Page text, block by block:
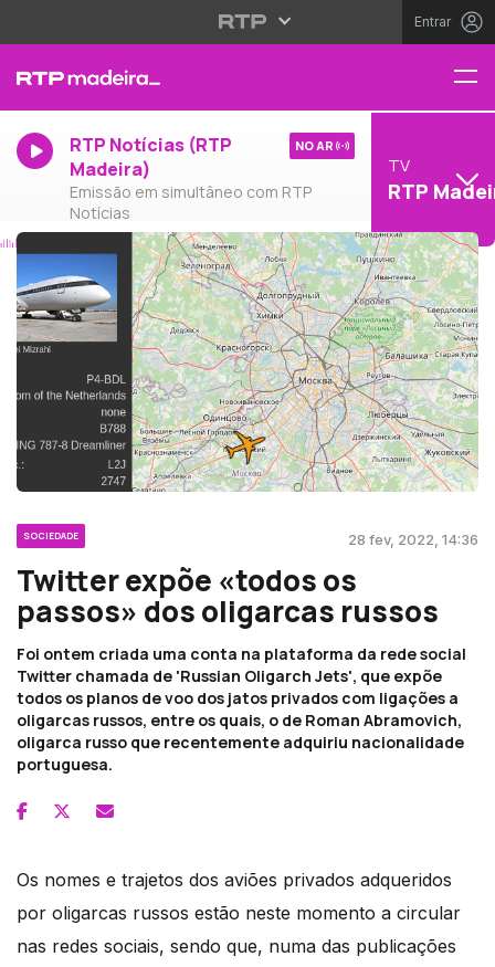
Entrar
RTP Notícias (RTP
Madeira)
Emissão em simultâneo com RTP
Notícias
NO AR
TV
RTP
SOCIEDADE 28 fev, 2022, 14:36
Twitter expõe «todos os
passos» dos oligarcas russos
Foi ontem criada uma conta na plataforma da rede social
Twitter chamada de 'Russian Oligarch Jets', que expõe
todos os planos de voo dos jatos privados com ligações a
oligarcas russos, entre os quais, o de Roman Abramovich,
oligarca russo que recentemente adquiriu nacionalidade
portuguesa.
Os nomes e trajetos dos aviões privados adqueridos
por oligarcas russos estão neste momento a circular
nas redes sociais, sendo que, numa das publicações